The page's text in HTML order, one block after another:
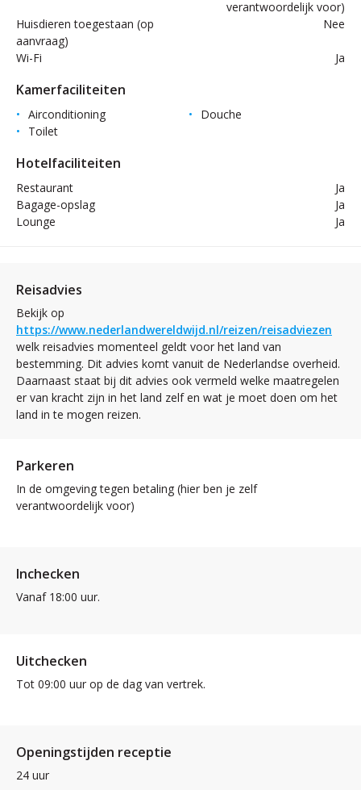
verantwoordelijk voor)
Huisdieren toegestaan (op
aanvraag)
Nee
Wi-Fi Ja
Kamerfaciliteiten
Airconditioning
Douche
Toilet
Hotelfaciliteiten
Restaurant
Ja
Bagage-opslag
Ja
Lounge
Ja
Reisadvies
Bekijk op
https://www.nederlandwereldwijd.nl/reizen/reisadviezen
welk reisadvies momenteel geldt voor het land van
bestemming. Dit advies komt vanuit de Nederlandse overheid.
Daarnaast staat bij dit advies ook vermeld welke maatregelen
er van kracht zijn in het land zelf en wat je moet doen om het
land in te mogen reizen.
Parkeren
In de omgeving tegen betaling (hier ben je zelf
verantwoordelijk voor)
Inchecken
Vanaf 18:00 uur.
Uitchecken
Tot 09:00 uur op de dag van vertrek.
Openingstijden receptie
24 uur